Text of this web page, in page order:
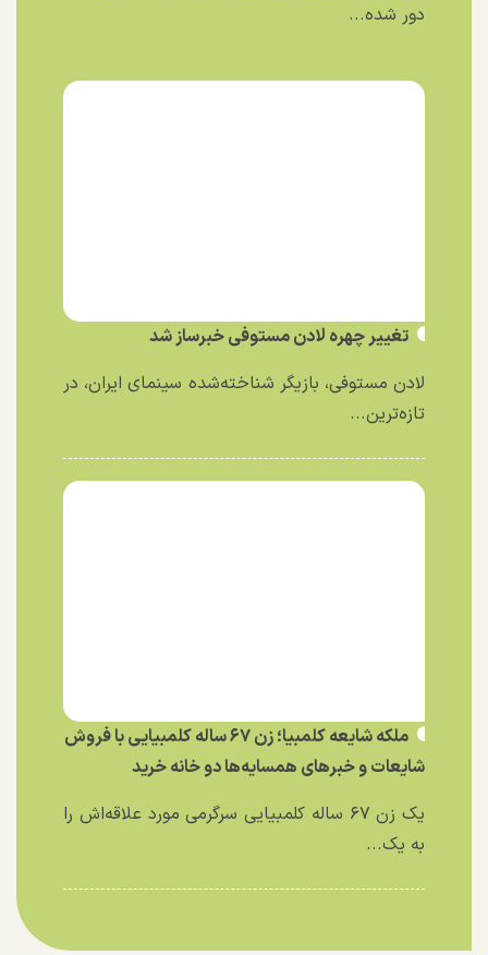
دور شده...
تغییر چهره لادن مستوفی خبرساز شد
لادن مستوفی، بازیگر شناخته‌شده سینمای ایران، در
تازه‌ترین...
ملکه شایعه کلمبیا؛ زن ۶۷ ساله کلمبیایی با فروش
شایعات و خبر‌های همسایه‌ها دو خانه خرید
یک زن ۶۷ ساله کلمبیایی سرگرمی مورد علاقه‌اش را
به یک...